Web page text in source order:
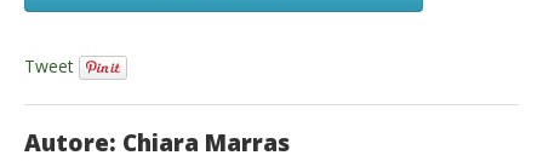
Tweet
Autore: Chiara Marras